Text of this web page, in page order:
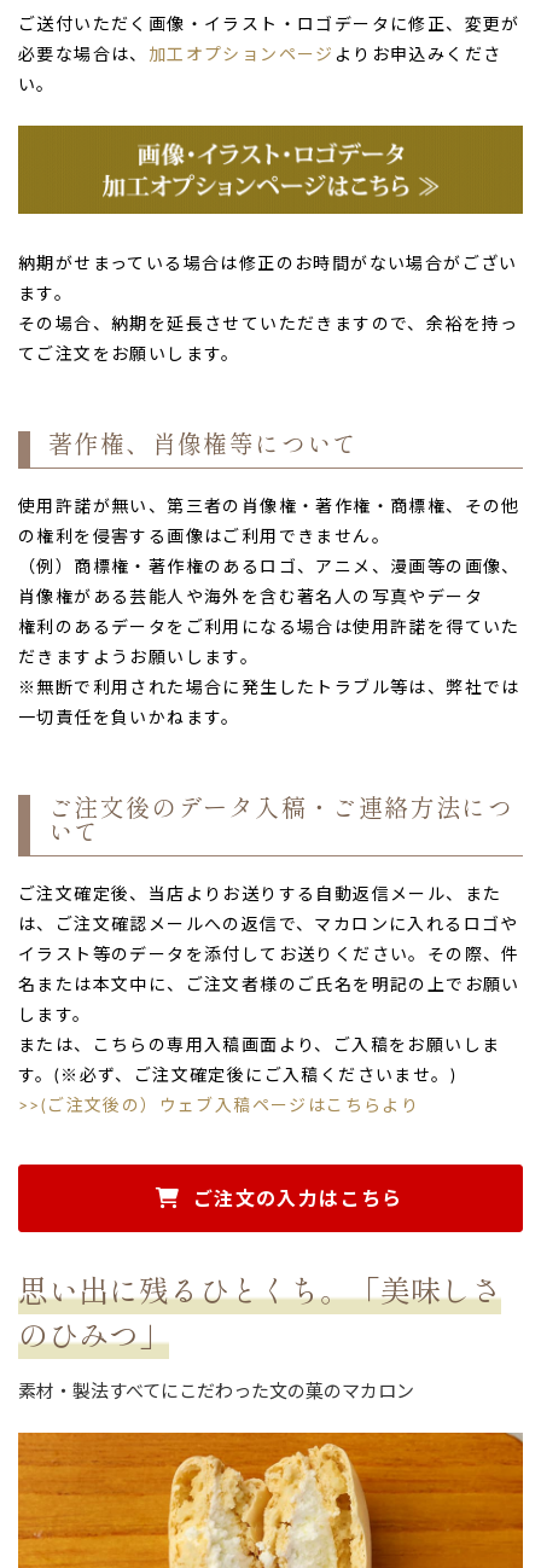
ご送付いただく画像・イラスト・ロゴデータに修正、変更が
必要な場合は、 加工オプションページ よりお申込みくださ
い。
納期がせまっている場合は修正のお時間がない場合がござい
ます。
その場合、納期を延長させていただきますので、余裕を持っ
てご注文をお願いします。
著作権、肖像権等について
使用許諾が無い、第三者の肖像権・著作権・商標権、その他
の権利を侵害する画像はご利用できません。
（例）商標権・著作権のあるロゴ、アニメ、漫画等の画像、
肖像権がある芸能人や海外を含む著名人の写真やデータ
権利のあるデータをご利用になる場合は使用許諾を得ていた
だきますようお願いします。
※無断で利用された場合に発生したトラブル等は、弊社では
一切責任を負いかねます。
ご注文後のデータ入稿・ご連絡方法につ
いて
ご注文確定後、当店よりお送りする自動返信メール、また
は、ご注文確認メールへの返信で、マカロンに入れるロゴや
イラスト等のデータを添付してお送りください。その際、件
名または本文中に、ご注文者様のご氏名を明記の上でお願い
します。
または、こちらの専用入稿画面より、ご入稿をお願いしま
す。(※必ず、ご注文確定後にご入稿くださいませ。)
>>(ご注文後の）ウェブ入稿ページはこちらより
ご注文の入力はこちら
思い出に残るひとくち。「美味しさ
のひみつ」
素材・製法すべてにこだわった文の菓のマカロン